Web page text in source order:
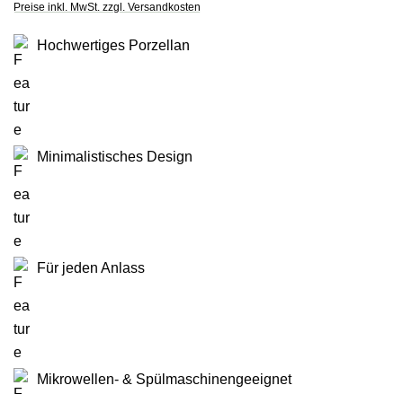
Preise inkl. MwSt. zzgl. Versandkosten
Hochwertiges Porzellan
Minimalistisches Design
Für jeden Anlass
Mikrowellen- & Spülmaschinengeeignet